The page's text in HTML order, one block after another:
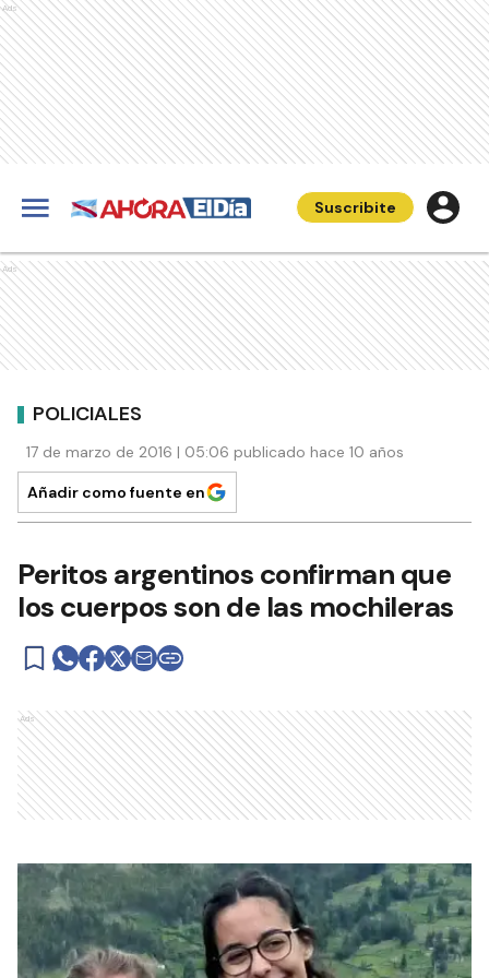
Ads
Suscribite
Ads
POLICIALES
17 de marzo de 2016 | 05:06 publicado hace 10 años
Añadir como fuente en
Peritos argentinos confirman que
los cuerpos son de las mochileras
Ads